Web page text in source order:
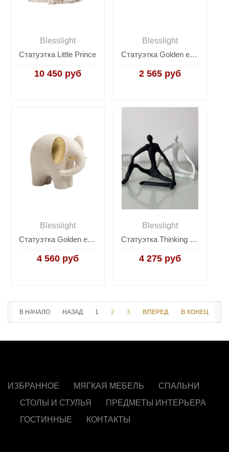
Blesslight
Статуэтка Little Prince
10 450 руб
Blesslight
Статуэтка Golden ear elephant B
2 565 руб
Blesslight
Статуэтка Golden ear elephant A
4 560 руб
Blesslight
Статуэтка Thinking Man
4 275 руб
В НАЧАЛО НАЗАД 1 2 3 ВПЕРЕД В КОНЕЦ
ИЗБРАННОЕ МЯГКАЯ МЕБЕЛЬ
СПАЛЬНИ
СТОЛЫ И СТУЛЬЯ
ПРЕДМЕТЫ ИНТЕРЬЕРА
ГОСТИННЫЕ
КОНТАКТЫ